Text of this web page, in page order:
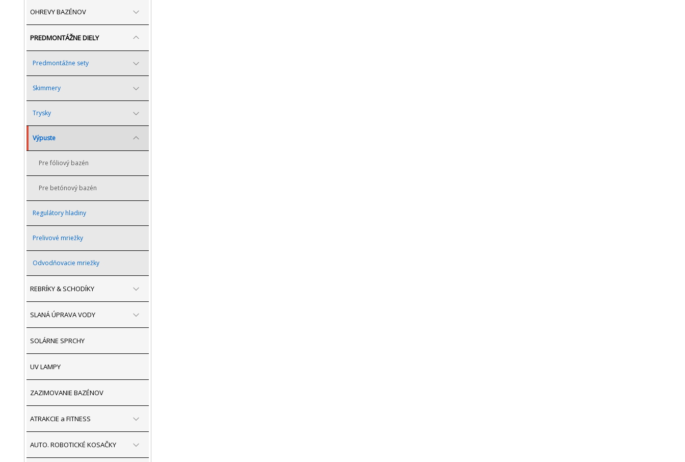
OHREVY BAZÉNOV
PREDMONTÁŽNE DIELY
Predmontážne sety
Skimmery
Trysky
Výpuste
Pre fóliový bazén
Pre betónový bazén
Regulátory hladiny
Prelivové mriežky
Odvodňovacie mriežky
REBRÍKY & SCHODÍKY
SLANÁ ÚPRAVA VODY
SOLÁRNE SPRCHY
UV LAMPY
ZAZIMOVANIE BAZÉNOV
ATRAKCIE a FITNESS
AUTO. ROBOTICKÉ KOSAČKY